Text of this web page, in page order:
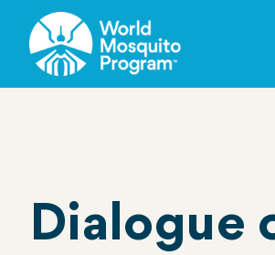
main
content
Dialogue